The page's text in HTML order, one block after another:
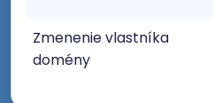
Zmenenie vlastníka
domény